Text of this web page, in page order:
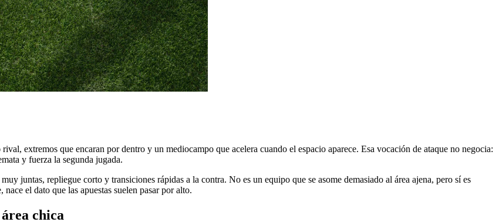
extremos que encaran por dentro y un mediocampo que acelera cuando el espacio aparece. Esa vocación de ataque no negocia:
y fuerza la segunda jugada.
juntas, repliegue corto y transiciones rápidas a la contra. No es un equipo que se asome demasiado al área ajena, pero sí es
el dato que las apuestas suelen pasar por alto.
chica